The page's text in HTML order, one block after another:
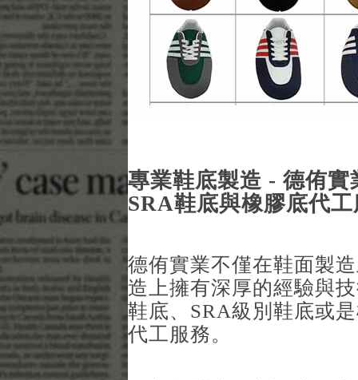
專業鞋底製造 - 德侑
SRA鞋底與橡膠底代
德侑實業不僅在鞋面製
造上擁有深厚的經驗與
鞋底、SRA級別鞋底或
代工服務。